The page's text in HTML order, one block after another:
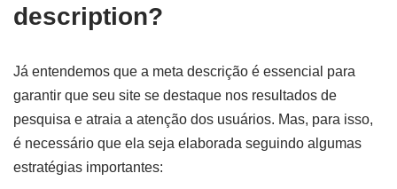
description?
Já entendemos que a meta descrição é essencial para
garantir que seu site se destaque nos resultados de
pesquisa e atraia a atenção dos usuários. Mas, para isso,
é necessário que ela seja elaborada seguindo algumas
estratégias importantes: